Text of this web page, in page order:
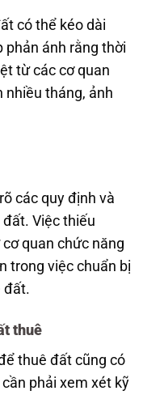
có thể kéo dài
phản ánh rằng thời
từ các cơ quan
nhiều tháng, ảnh
các quy định và
Việc thiếu
quan chức năng
trong việc chuẩn bị
đất.
thuê
thuê đất cũng có
phải xem xét kỹ